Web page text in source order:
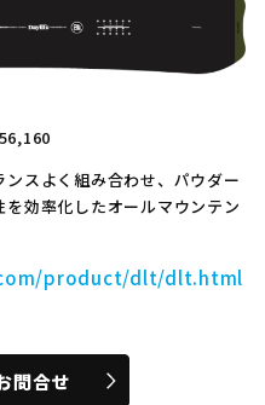
スよく組み合わせ、パウダー
効率化したオールマウンテン
product/dlt/dlt.html
問合せ